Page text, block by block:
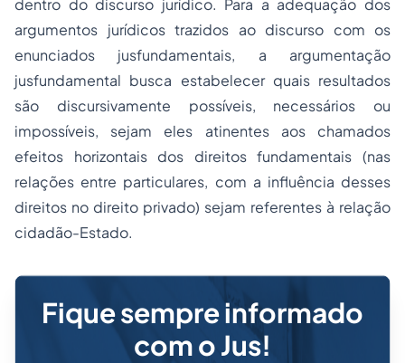
dentro do discurso jurídico. Para a adequação dos
argumentos jurídicos trazidos ao discurso com os
enunciados jusfundamentais, a argumentação
jusfundamental busca estabelecer quais resultados
são discursivamente possíveis, necessários ou
impossíveis, sejam eles atinentes aos chamados
efeitos horizontais dos direitos fundamentais (nas
relações entre particulares, com a influência desses
direitos no direito privado) sejam referentes à relação
cidadão-Estado.
Fique sempre informado
com o Jus!